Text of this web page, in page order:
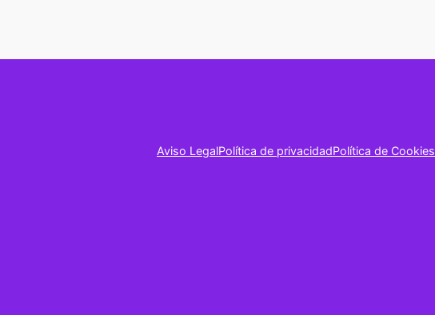
Aviso LegalPolítica de privacidadPolítica de Cookies